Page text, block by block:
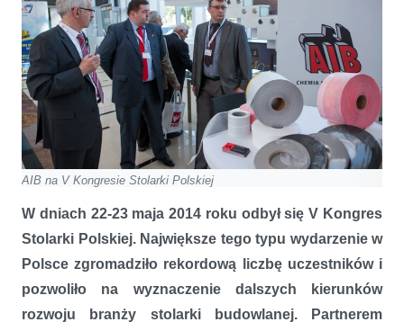
AIB na V Kongresie Stolarki Polskiej
W dniach 22-23 maja 2014 roku odbył się V Kongres
Stolarki Polskiej. Największe tego typu wydarzenie w
Polsce zgromadziło rekordową liczbę uczestników i
pozwoliło na wyznaczenie dalszych kierunków
rozwoju branży stolarki budowlanej. Partnerem